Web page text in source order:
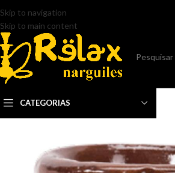
Skip to navigation
Skip to main content
CATEGORIAS